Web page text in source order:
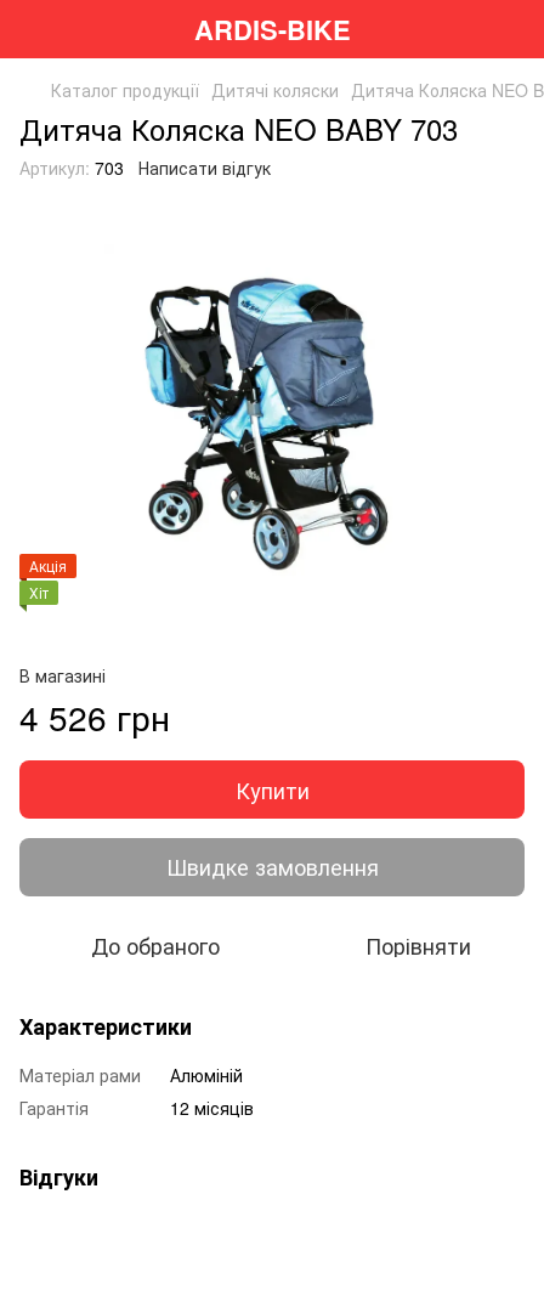
ARDIS-BIKE
Каталог продукції Дитячі коляски Дитяча Коляска NEO
Дитяча Коляска NEO BABY 703
Артикул: 703 Написати відгук
Акція
Хіт
В магазині
4 526 грн
Купити
Швидке замовлення
До обраного Порівняти
Характеристики
Матеріал рами
Алюміній
Гарантія
12 місяців
Відгуки